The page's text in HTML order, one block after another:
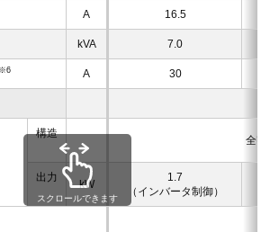
A 16.5
kVA 7.0
※6 A 30
構造
全密
出力
kW
1.7
（インバータ制御）
スクロールできます